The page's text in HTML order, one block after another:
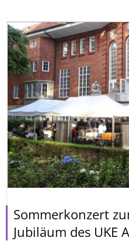
Sommerkonzert
Jubiläum des UKE